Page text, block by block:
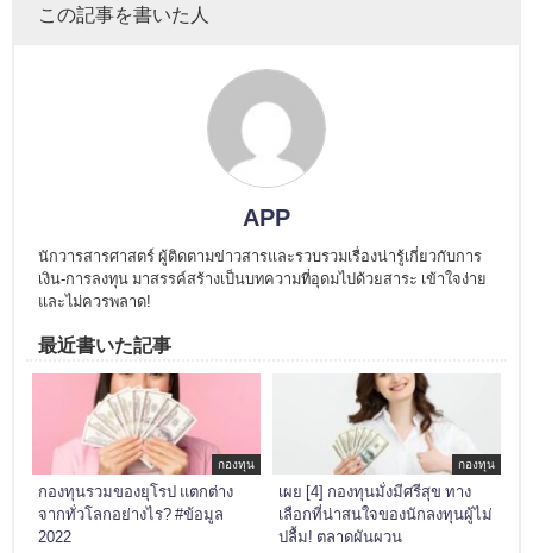
この記事を書いた人
APP
นักวารสารศาสตร์ ผู้ติดตามข่าวสารและรวบรวมเรื่องน่ารู้เกี่ยวกับการ
เงิน-การลงทุน มาสรรค์สร้างเป็นบทความที่อุดมไปด้วยสาระ เข้าใจง่าย
และไม่ควรพลาด!
最近書いた記事
กองทุน
กองทุนรวมของยุโรป แตกต่าง
จากทั่วโลกอย่างไร? #ข้อมูล
2022
กองทุน
เผย [4] กองทุนมั่งมีศรีสุข ทาง
เลือกที่น่าสนใจของนักลงทุนผู้ไม่
ปลื้ม! ตลาดผันผวน